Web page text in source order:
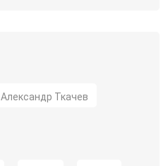
Александр Ткачев